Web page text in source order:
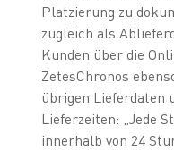
Platzierung zu
zugleich als
Kunden über die
ZetesChronos
übrigen Lieferdaten
Lieferzeiten: „Jede
innerhalb von 24